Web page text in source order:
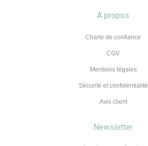
A propos
Charte de confiance
CGV
Mentions légales
Sécurité et confidentialité
Avis client
Newsletter